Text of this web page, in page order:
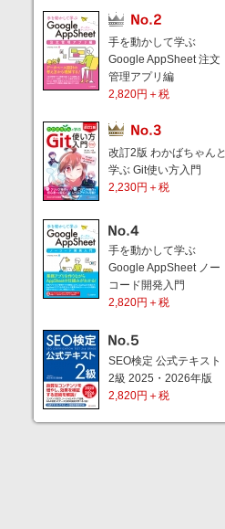
手を動かして学ぶ
Google AppSheet 注文
管理アプリ編
2,820円＋税
改訂2版 わかばちゃんと
学ぶ Git使い方入門
2,230円＋税
手を動かして学ぶ
Google AppSheet ノー
コード開発入門
2,820円＋税
SEO検定 公式テキスト
2級 2025・2026年版
2,820円＋税